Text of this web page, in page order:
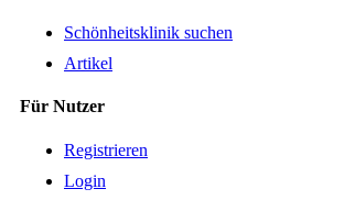
Schönheitsklinik suchen
Artikel
Für Nutzer
Registrieren
Login